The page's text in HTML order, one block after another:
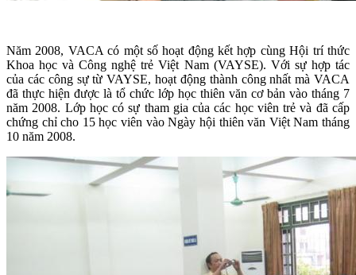
Năm 2008, VACA có một số hoạt động kết hợp cùng Hội trí thức
Khoa học và Công nghệ trẻ Việt Nam (VAYSE). Với sự hợp tác
của các công sự từ VAYSE, hoạt động thành công nhất mà VACA
đã thực hiện được là tổ chức lớp học thiên văn cơ bản vào tháng 7
năm 2008. Lớp học có sự tham gia của các học viên trẻ và đã cấp
chứng chỉ cho 15 học viên vào Ngày hội thiên văn Việt Nam tháng
10 năm 2008.